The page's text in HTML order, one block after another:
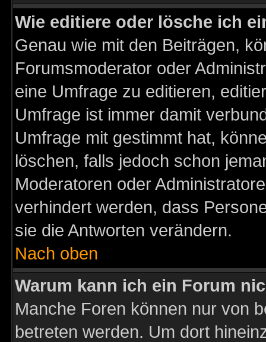
Wie editiere oder lösche ich
Genau wie mit den Beiträgen,
Forumsmoderator oder
eine Umfrage zu editieren,
Umfrage ist immer damit
Umfrage mit gestimmt hat,
löschen, falls jedoch schon
Moderatoren oder
verhindert werden, dass
sie die Antworten verändern.
Nach oben
Warum kann ich ein Forum
Manche Foren können nur von
betreten werden. Um dort